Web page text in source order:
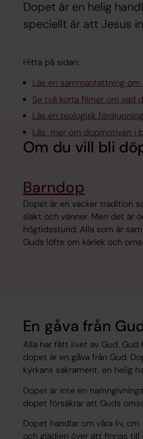
Dopet är en helig
speciellt är att Jesus
Hitta på sidan:
Läs en sammanfattning
Se två korta filmer om vad
Läs en teologisk
Läs mer om dopmotiven i
Om du vill bli
Barndop
Dopet är en vacker tradition
släkt och vänner. Men det är
högtidsstund. Alla som är
Guds löfte om kärlek och
En gåva från
Alla har fått livet av Gud. Gud
dopet är en gåva från Gud.
kyrkans sakrament, en helig
Dopet är inte en
dopet försäkrar att Guds
Dopet handlar om våra liv,
och glädjen över att finnas